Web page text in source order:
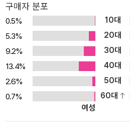
구매자 분포
0.5% 10대
5.3%
20대
9.2%
30대
13.4%
40대
2.6%
50대
0.7%
60대
여성